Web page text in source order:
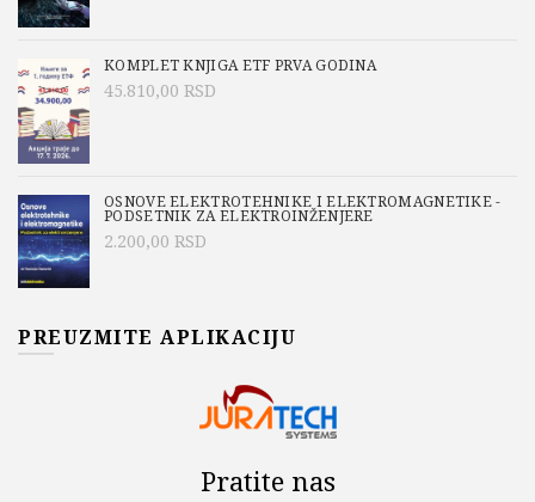
KOMPLET KNJIGA ETF PRVA GODINA
45.810,00 RSD
OSNOVE ELEKTROTEHNIKE I ELEKTROMAGNETIKE -
PODSETNIK ZA ELEKTROINŽENJERE
2.200,00 RSD
PREUZMITE APLIKACIJU
Pratite nas